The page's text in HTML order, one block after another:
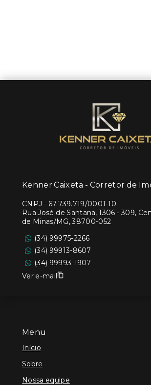
Menu
Início
Sobre
Nossa equipe
Kenner Caixeta - Corretor de
CNPJ - 67.739.719/0001-10
Rua José de Santana, 1306 - 309,
de Minas/MG, 38700-052
(34) 99975-2266
(34) 99913-8607
(34) 99993-1907
Ver e-mail